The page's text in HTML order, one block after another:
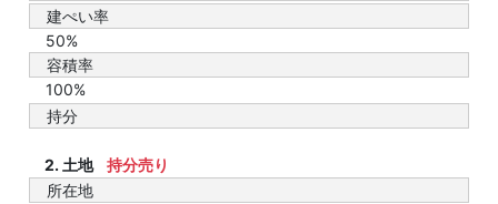
建ぺい率
50%
容積率
100%
持分
2. 土地
持分売り
所在地